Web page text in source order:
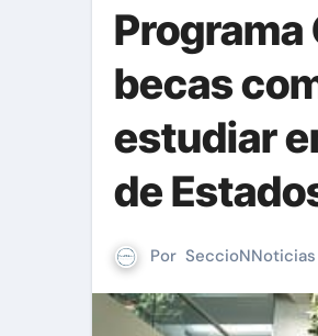
becas
estudiar
de
Por SeccioNNoticias